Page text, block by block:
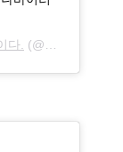
다. (@wally_seokiwon) on